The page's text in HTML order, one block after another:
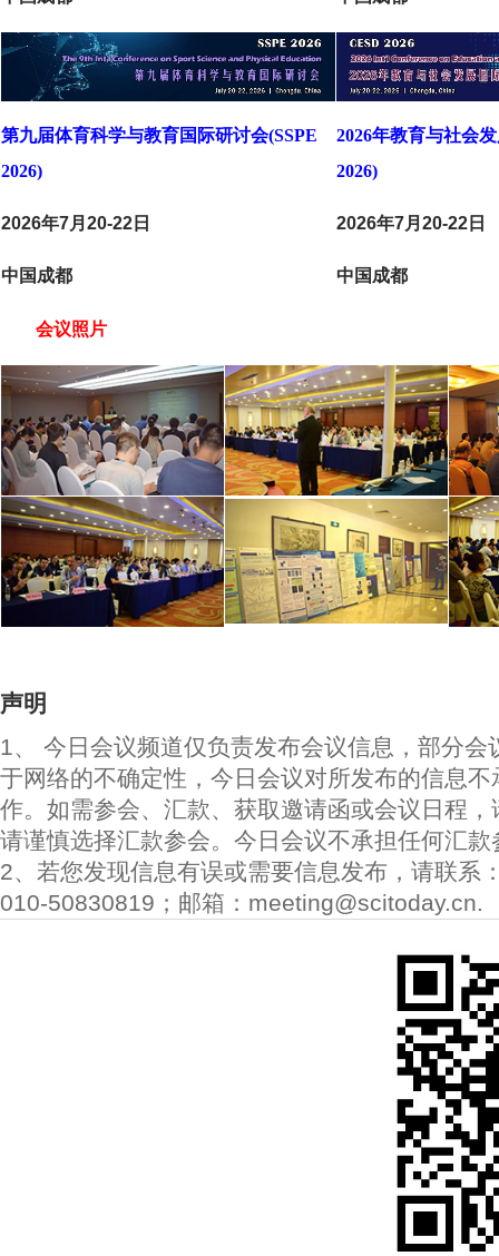
第九届体育科学与教育国际研讨会(SSPE
2026)
2026年7月20-22日
中国成都
2026年教育与社会
2026)
2026年7月20-22日
中国成都
会议照片
声明
1、 今日会议频道仅负责发布会议信息，部分会
于网络的不确定性，今日会议对所发布的信息
作。如需参会、汇款、获取邀请函或会议日程
请谨慎选择汇款参会。今日会议不承担任何汇款
2、若您发现信息有误或需要信息发布，请联系
010-50830819；邮箱：meeting@scitoday.cn.